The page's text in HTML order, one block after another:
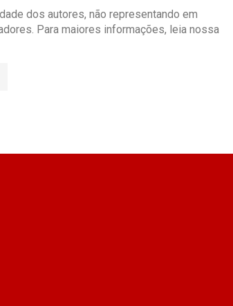
dos autores, não representando em
Para maiores informações, leia nossa